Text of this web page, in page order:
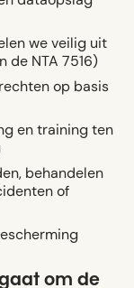
we veilig uit
de NTA 7516)
op basis
en training ten
behandelen
of
om de